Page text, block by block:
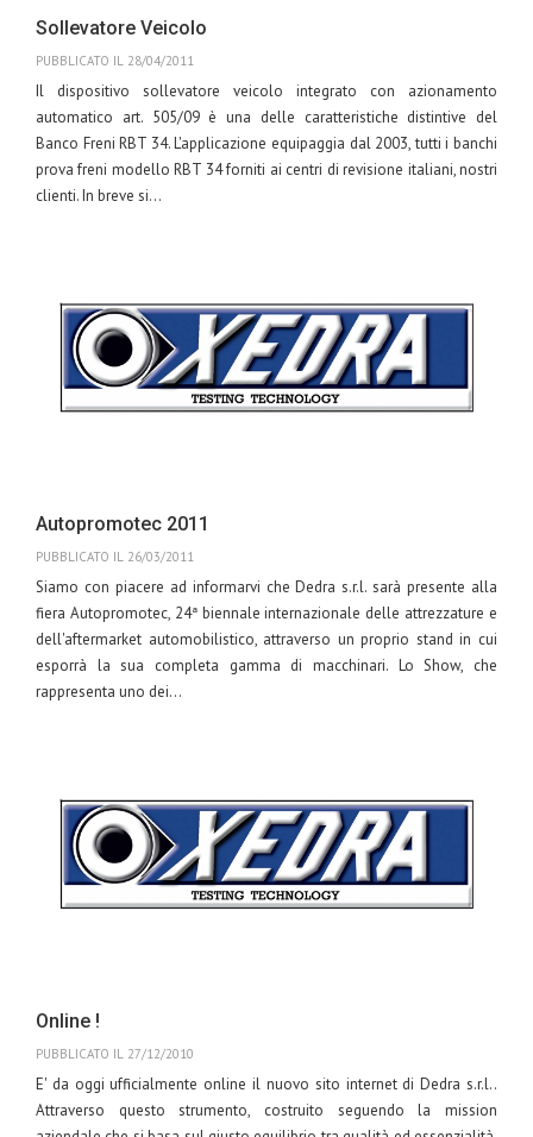
Sollevatore Veicolo
PUBBLICATO IL 28/04/2011
Il dispositivo sollevatore veicolo integrato con azionamento
automatico art. 505/09 è una delle caratteristiche distintive del
Banco Freni RBT 34. L'applicazione equipaggia dal 2003, tutti i banchi
prova freni modello RBT 34 forniti ai centri di revisione italiani, nostri
clienti. In breve si...
Autopromotec 2011
PUBBLICATO IL 26/03/2011
Siamo con piacere ad informarvi che Dedra s.r.l. sarà presente alla
fiera Autopromotec, 24ª biennale internazionale delle attrezzature e
dell'aftermarket automobilistico, attraverso un proprio stand in cui
esporrà la sua completa gamma di macchinari. Lo Show, che
rappresenta uno dei...
Online !
PUBBLICATO IL 27/12/2010
E' da oggi ufficialmente online il nuovo sito internet di Dedra s.r.l..
Attraverso questo strumento, costruito seguendo la mission